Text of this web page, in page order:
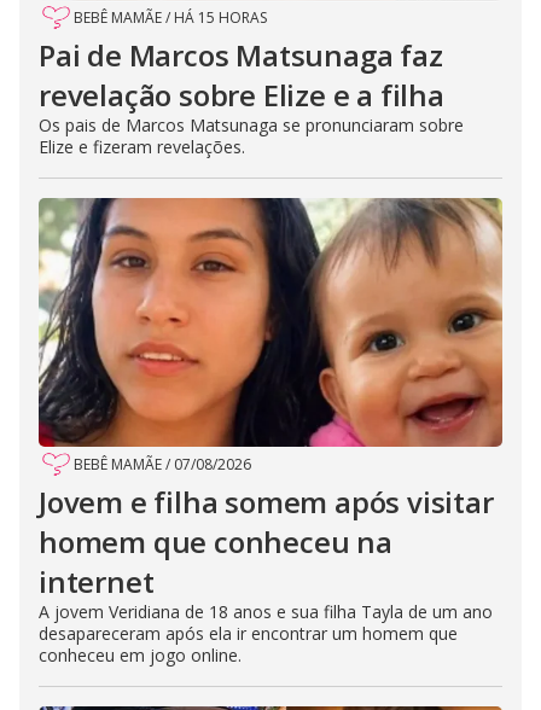
BEBÊ MAMÃE/ HÁ 15 HORAS
Pai de Marcos Matsunaga faz
revelação sobre Elize e a filha
Os pais de Marcos Matsunaga se pronunciaram sobre
Elize e fizeram revelações.
BEBÊ MAMÃE/ 07/08/2026
Jovem e filha somem após visitar
homem que conheceu na
internet
A jovem Veridiana de 18 anos e sua filha Tayla de um ano
desapareceram após ela ir encontrar um homem que
conheceu em jogo online.